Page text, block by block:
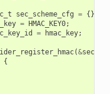
sec_scheme_cfg = {};
= HMAC_KEY0;
= hmac_key;
(&
{